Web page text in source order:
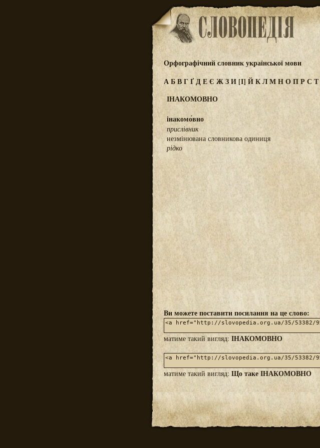
Орфографічний словник української мови
АБВГҐДЕЄ ЖЗИ [І] ЙКЛМНОПРС Т
ІНАКОМОВНО
інакомо́вно
прислівник
незмінювана словникова одиниця
рідко
Ви можете поставити посилання на це слово:
матиме такий вигляд:ІНАКОМОВНО
матиме такий вигляд: Що таке ІНАКОМОВНО